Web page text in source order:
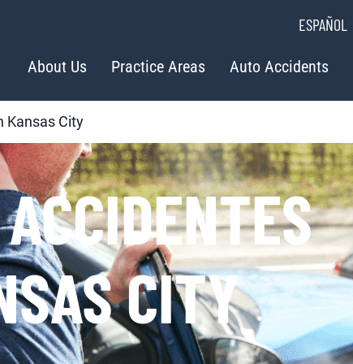
ESPAÑOL
About Us Practice Areas Auto Accidents
Kansas City
CITY